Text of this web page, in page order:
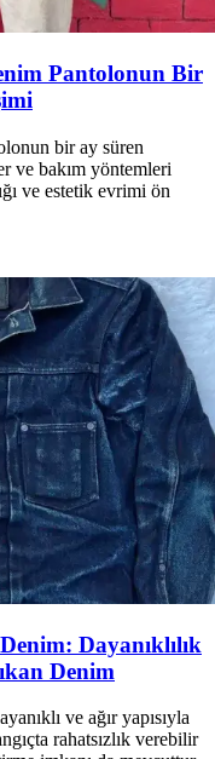
Pantolonun Bir
bir ay süren
ve bakım yöntemleri
ve estetik evrimi ön
Dayanıklılık
Denim
ve ağır yapısıyla
rahatsızlık verebilir